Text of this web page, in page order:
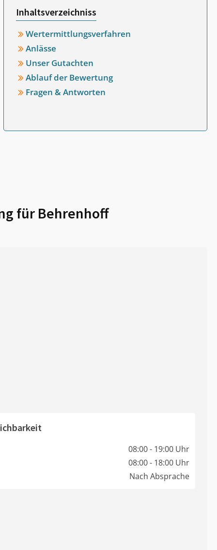
Inhaltsverzeichniss
Wertermittlungsverfahren
Anlässe
Unser Gutachten
Ablauf der Bewertung
Fragen & Antworten
für Behrenhoff
08:00 - 19:00 Uhr
08:00 - 18:00 Uhr
Nach Absprache